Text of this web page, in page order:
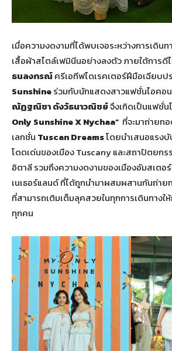
เมื่อความงดงามที่ได้พบเจอระหว่างการเดิน
เสื้อผ้าสไตล์เฟมินีนอย่างลงตัว ภายใต้การดี
ธนลงกรณ์ครีเอทีฟไดเรคเตอร์ฝีมือเฉียบป
Sunshineร่วมกับนักแสดงสาวแฟชั่นไอคอ
ณัฏฐณิชา ดังวัธนาวณิชย์จึงเกิดเป็นแฟชั่น
Only Sunshine X Nychaa” ที่จะมาถ่ายท
เลกชั่น Tuscan Dreamsโดยนำเสนอแรง
โดดเด่นของเมือง Tuscany และสถาปัตยก
อิตาลี รวมถึงความงดงามของเมืองอัมสเตอ
เนเธอร์แลนด์ ที่ได้ถูกนำมาผสมผสานกันถ่าย
ที่สามารถเติมเต็มลุคสวยในทุกการเดินทาง
ทุกคน